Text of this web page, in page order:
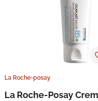
La Roche-posay
La Roche-Posay